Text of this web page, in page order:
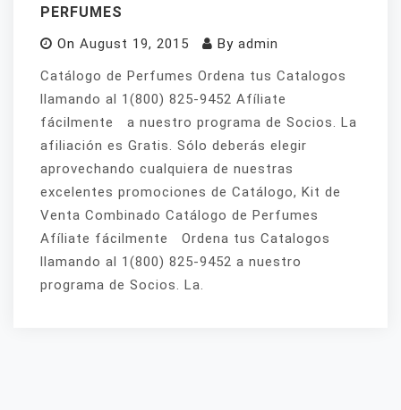
PERFUMES
On August 19, 2015 By admin
Catálogo de Perfumes Ordena tus Catalogos
llamando al 1(800) 825-9452 Afíliate
fácilmente a nuestro programa de Socios. La
afiliación es Gratis. Sólo deberás elegir
aprovechando cualquiera de nuestras
excelentes promociones de Catálogo, Kit de
Venta Combinado Catálogo de Perfumes
Afíliate fácilmente Ordena tus Catalogos
llamando al 1(800) 825-9452 a nuestro
programa de Socios. La.